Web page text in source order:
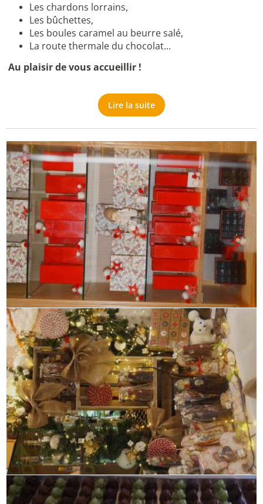
Les chardons lorrains,
Les bûchettes,
Les boules caramel au beurre salé,
La route thermale du chocolat...
Au plaisir de vous accueillir !
Lire la suite